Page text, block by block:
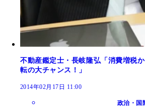
不動産鑑定士・長岐隆弘「消費増税
転の大チャンス！」
2014年02月17日 11:00
政治・国